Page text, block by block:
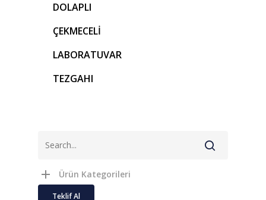
DOLAPLI
ÇEKMECELİ
LABORATUVAR
TEZGAHI
Ürün Kategorileri
Teklif Al